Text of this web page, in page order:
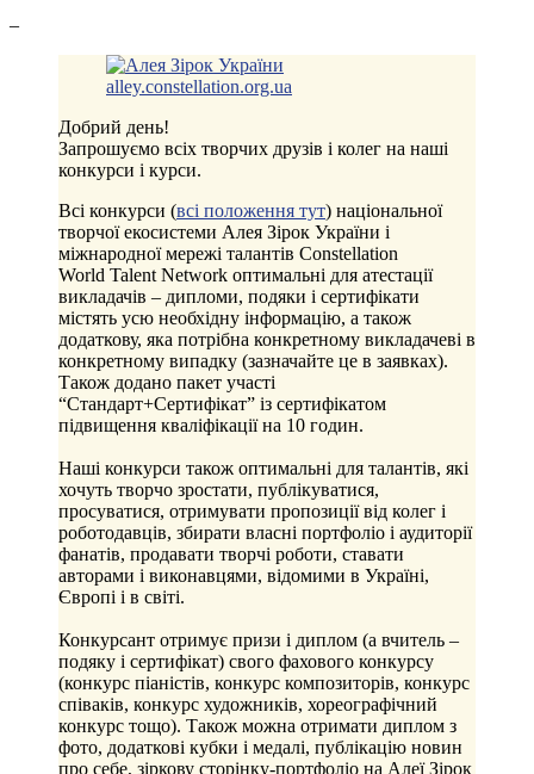
–
Добрий день!
Запрошуємо всіх творчих друзів і колег на наші
конкурси і курси.
Всі конкурси (всі положення тут) національної
творчої екосистеми Алея Зірок України і
міжнародної мережі талантів Constellation
World Talent Network оптимальні для атестації
викладачів – дипломи, подяки і сертифікати
містять усю необхідну інформацію, а також
додаткову, яка потрібна конкретному викладачеві в
конкретному випадку (зазначайте це в заявках).
Також додано пакет участі
“Стандарт+Сертифікат” із сертифікатом
підвищення кваліфікації на 10 годин.
Наші конкурси також оптимальні для талантів, які
хочуть творчо зростати, публікуватися,
просуватися, отримувати пропозиції від колег і
роботодавців, збирати власні портфоліо і аудиторії
фанатів, продавати творчі роботи, ставати
авторами і виконавцями, відомими в Україні,
Європі і в світі.
Конкурсант отримує призи і диплом (а вчитель –
подяку і сертифікат) свого фахового конкурсу
(конкурс піаністів, конкурс композиторів, конкурс
співаків, конкурс художників, хореографічний
конкурс тощо). Також можна отримати диплом з
фото, додаткові кубки і медалі, публікацію новин
про себе, зіркову сторінку-портфоліо на Алеї Зірок